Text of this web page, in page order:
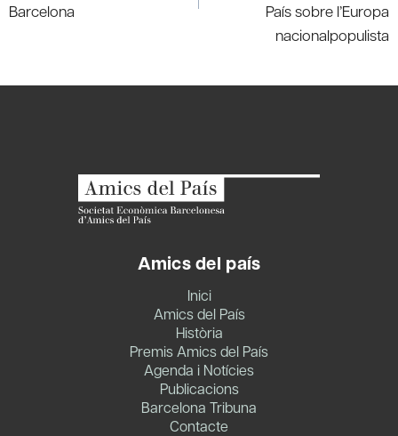
Barcelona
País sobre l’Europa
nacionalpopulista
Amics del país
Inici
Amics del País
Història
Premis Amics del País
Agenda i Notícies
Publicacions
Barcelona Tribuna
Contacte